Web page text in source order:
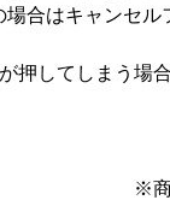
場合はキャンセ
押してしまう場
※